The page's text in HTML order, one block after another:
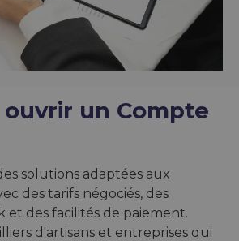
un Compte
solutions adaptées aux
des tarifs négociés, des
et des facilités de paiement.
d'artisans et entreprises qui